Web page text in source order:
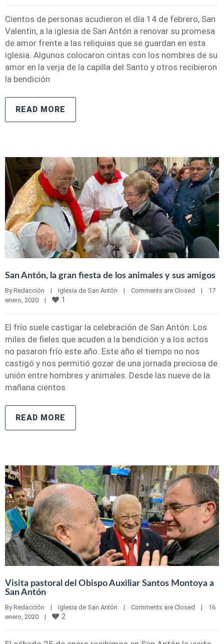
Cientos de personas acudieron el día 14 de febrero, San
Valentín, a la iglesia de San Antón a renovar su promesa
de amor frente a las reliquias que se guardan en esta
iglesia. Algunos colocaron cintas con los nombres de su
amor en la verja de la capilla del Santo y otros recibieron
la bendición
READ MORE
San Antón, la gran fiesta de los animales y sus amigos
By Redacción | Iglesia de San Antón | Comments are Closed |
17
enero, 2020 | 1
El frío suele castigar la celebración de San Antón. Los
miles de fieles que acuden a la bendición y a los actos
no pasaron frío este año. Este año el tiempo no nos
castigó y nos permitió gozar de una jornada preciosa de
unión entre hombres y animales. Desde las nueve de la
mañana cientos
READ MORE
Visita pastoral del Obispo Auxiliar Santos Montoya a
San Antón
By Redacción | Iglesia de San Antón | Comments are Closed |
16
enero, 2020 | 2